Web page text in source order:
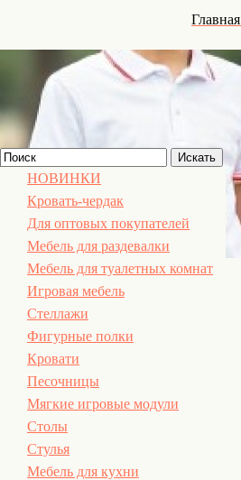
Главная
НОВИНКИ
Кровать-чердак
Для оптовых покупателей
Мебель для раздевалки
Мебель для туалетных комнат
Игровая мебель
Стеллажи
Фигурные полки
Кровати
Песочницы
Мягкие игровые модули
Столы
Стулья
Мебель для кухни